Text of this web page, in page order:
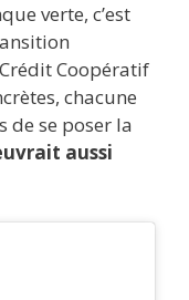
verte, c’est
Coopératif
chacune
de se poser la
aussi